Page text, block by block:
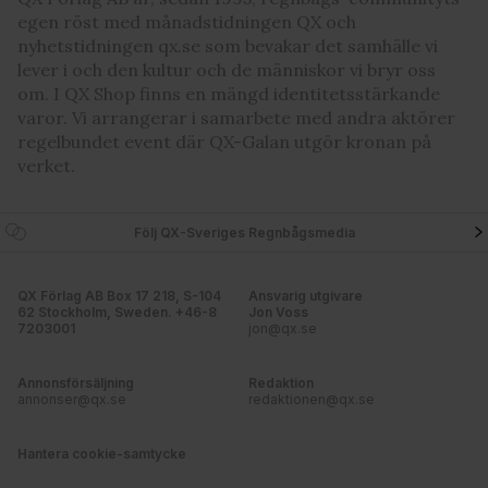
egen röst med månadstidningen QX och
nyhetstidningen qx.se som bevakar det samhälle vi
lever i och den kultur och de människor vi bryr oss
om. I QX Shop finns en mängd identitetsstärkande
varor. Vi arrangerar i samarbete med andra aktörer
regelbundet event där QX-Galan utgör kronan på
verket.
Följ QX-Sveriges Regnbågsmedia
QX Förlag AB Box 17 218, S-104
62 Stockholm, Sweden. +46-8
7203001
Ansvarig utgivare
Jon Voss
jon@qx.se
Annonsförsäljning
annonser@qx.se
Redaktion
redaktionen@qx.se
Hantera cookie-samtycke